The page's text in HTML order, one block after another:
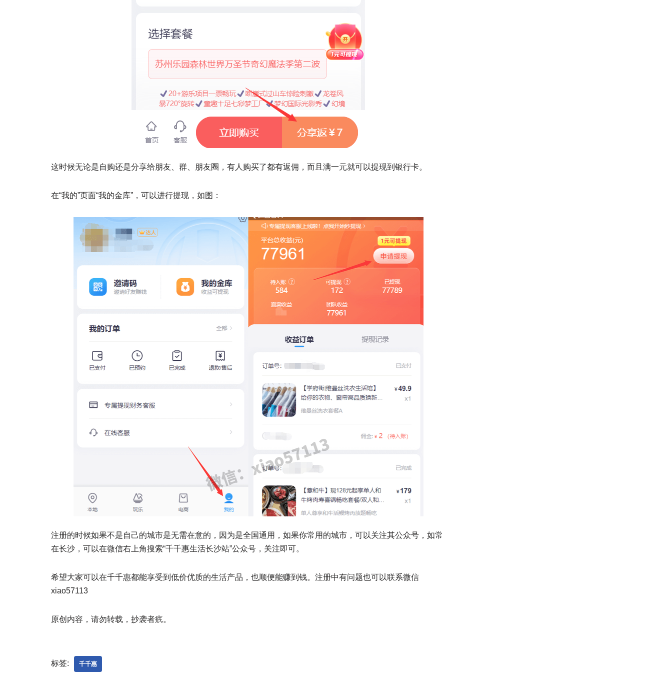
这时候无论是自购还是分享给朋友、群、朋友圈，有人购买了都有返佣，而且满一元就可以提现到银行卡。
在“我的”页面“我的金库”，可以进行提现，如图：
注册的时候如果不是自己的城市是无需在意的，因为是全国通用，如果你常用的城市，可以关注其公众号，如常
在长沙，可以在微信右上角搜索“千千惠生活长沙站”公众号，关注即可。
希望大家可以在千千惠都能享受到低价优质的生活产品，也顺便能赚到钱。注册中有问题也可以联系微信
xiao57113
原创内容，请勿转载，抄袭者疧。
标签: 千千惠